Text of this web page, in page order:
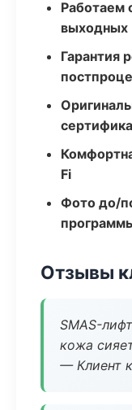
Работаем
выходных
Гарантия
Fi
Фото до/
Отзывы
SMAS-
кожа
— Клиент